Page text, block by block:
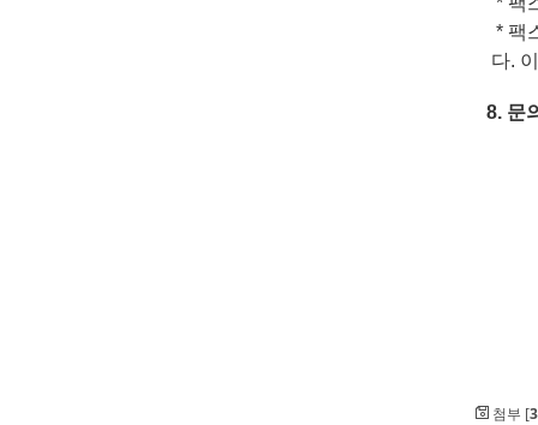
* 팩
다.
8. 문
첨부 [3